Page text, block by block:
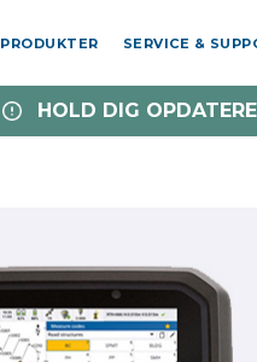
PRODUKTER SERVICE &
HOLD DIG